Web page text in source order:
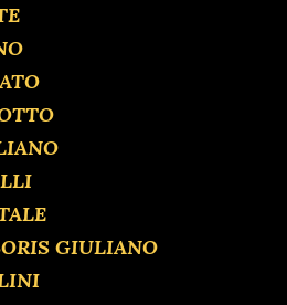
GIULIANO